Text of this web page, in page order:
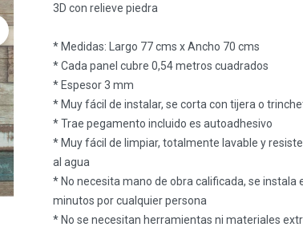
3D con relieve piedra
* Medidas: Largo 77 cms x Ancho 70 cms
* Cada panel cubre 0,54 metros cuadrados
* Espesor 3 mm
* Muy fácil de instalar, se corta con tijera o
* Trae pegamento incluido es autoadhesivo
* Muy fácil de limpiar, totalmente lavable y
al agua
* No necesita mano de obra calificada, se instala
minutos por cualquier persona
* No se necesitan herramientas ni materiales